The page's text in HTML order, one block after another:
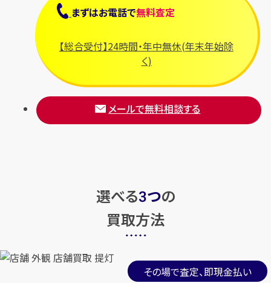
まずはお電話で無料査定
【総合受付】24時間・年中無休(年末年始除
く)
メールで無料相談する
選べる3つの
買取方法
その場で査定、即現金払い